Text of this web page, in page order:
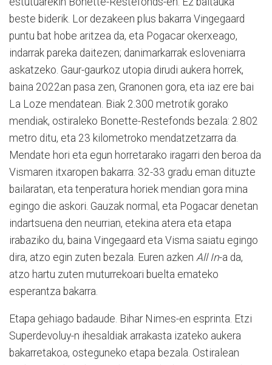
beste biderik. Lor dezakeen plus bakarra Vingegaard
puntu bat hobe aritzea da, eta Pogacar okerxeago,
indarrak pareka daitezen; danimarkarrak esloveniarra
askatzeko. Gaur-gaurkoz utopia dirudi aukera horrek,
baina 2022an pasa zen, Granonen gora, eta iaz ere bai
La Loze mendatean. Biak 2.300 metrotik gorako
mendiak, ostiraleko Bonette-Restefonds bezala: 2.802
metro ditu, eta 23 kilometroko mendatzetzarra da.
Mendate hori eta egun horretarako iragarri den beroa da
Vismaren itxaropen bakarra. 32-33 gradu eman dituzte
bailaratan, eta tenperatura horiek mendian gora mina
egingo die askori. Gauzak normal, eta Pogacar denetan
indartsuena den neurrian, etekina atera eta etapa
irabaziko du, baina Vingegaard eta Visma saiatu egingo
dira, atzo egin zuten bezala. Euren azken All In-a da,
atzo hartu zuten muturrekoari buelta emateko
esperantza bakarra.
Etapa gehiago badaude. Bihar Nimes-en esprinta. Etzi
Superdevoluy-n ihesaldiak arrakasta izateko aukera
bakarretakoa, osteguneko etapa bezala. Ostiralean